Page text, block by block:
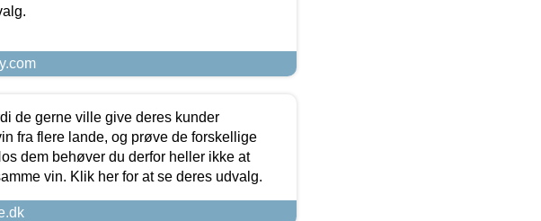
de gerne ville give deres kunder
fra flere lande, og prøve de forskellige
dem behøver du derfor heller ikke at
vin. Klik her for at se deres udvalg.